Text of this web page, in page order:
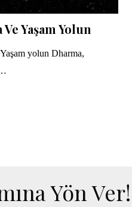
Yaşam Yolun
yolun Dharma,
Yön Ver!